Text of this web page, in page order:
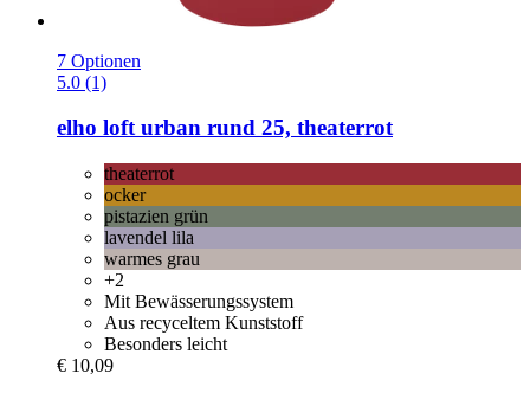
7 Optionen
5.0 (1)
elho loft urban rund 25, theaterrot
theaterrot
ocker
pistazien grün
lavendel lila
warmes grau
+2
Mit Bewässerungssystem
Aus recyceltem Kunststoff
Besonders leicht
€ 10,09